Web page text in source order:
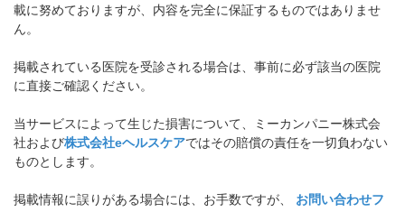
載に努めておりますが、内容を完全に保証するものではありませ
ん。
掲載されている医院を受診される場合は、事前に必ず該当の医院
に直接ご確認ください。
当サービスによって生じた損害について、ミーカンパニー株式会
社および株式会社eヘルスケアではその賠償の責任を一切負わない
ものとします。
掲載情報に誤りがある場合には、お手数ですが、
お問い合わせフ